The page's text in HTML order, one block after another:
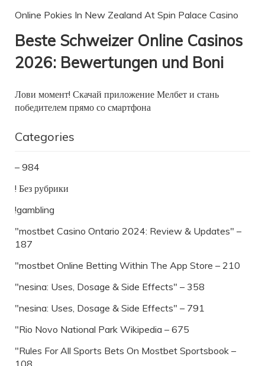
Online Pokies In New Zealand At Spin Palace Casino
Beste Schweizer Online Casinos
2026: Bewertungen und Boni
Лови момент! Скачай приложение Мелбет и стань
победителем прямо со смартфона
Categories
– 984
! Без рубрики
!gambling
"mostbet Casino Ontario 2024: Review & Updates" –
187
"‎mostbet Online Betting Within The App Store – 210
"nesina: Uses, Dosage & Side Effects" – 358
"nesina: Uses, Dosage & Side Effects" – 791
"Rio Novo National Park Wikipedia – 675
"Rules For All Sports Bets On Mostbet Sportsbook –
108